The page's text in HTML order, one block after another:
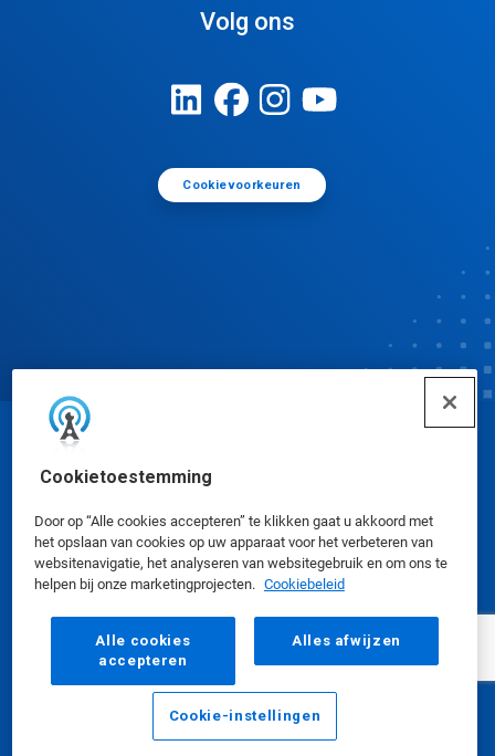
Cookietoestemming
Door op “Alle cookies accepteren” te klikken gaat u akkoord met
het opslaan van cookies op uw apparaat voor het verbeteren van
websitenavigatie, het analyseren van websitegebruik en om ons te
helpen bij onze marketingprojecten. Cookiebeleid
Alle cookies
accepteren
Alles afwijzen
Cookie-instellingen
Volg ons
Cookievoorkeuren
E-mailadres
Veiligheidsinformatiebladen|Privacybeleid|
Gebruiksvoorwaarden